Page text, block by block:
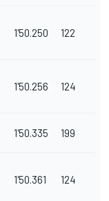
1'50.250 122
1'50.256 124
1'50.335 199
1'50.361 124